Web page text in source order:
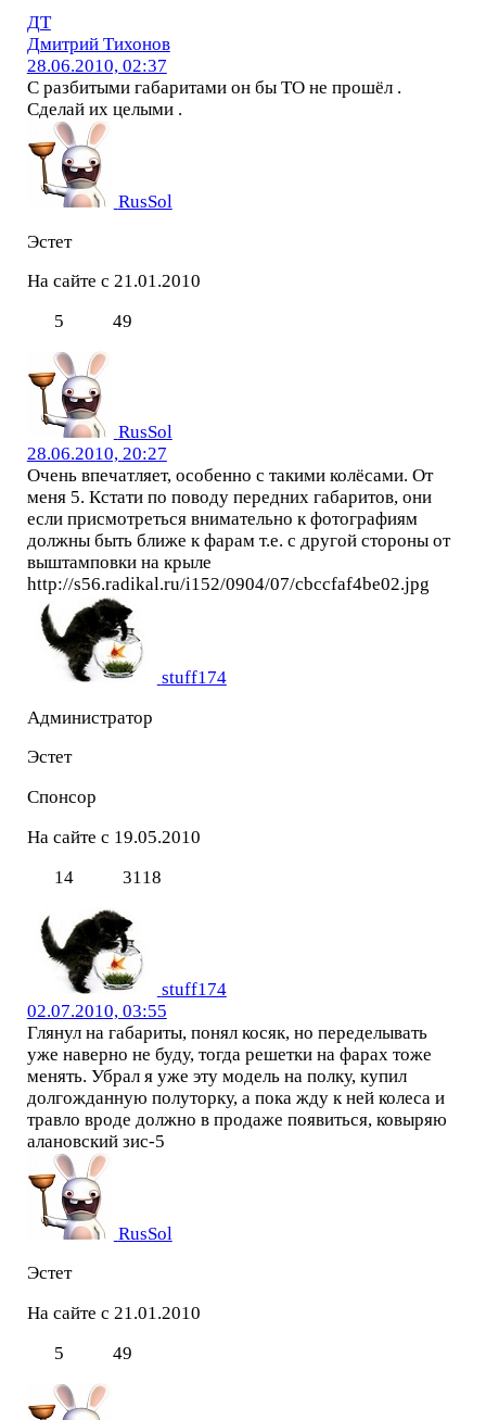
ДТ
Дмитрий Тихонов
28.06.2010, 02:37
C разбитыми габаритами он бы ТО не прошёл .
Сделай их целыми .
RusSol
Эстет
На сайте с 21.01.2010
5
49
RusSol
28.06.2010, 20:27
Очень впечатляет, особенно с такими колёсами. От
меня 5. Кстати по поводу передних габаритов, они
если присмотреться внимательно к фотографиям
должны быть ближе к фарам т.е. с другой стороны от
выштамповки на крыле
http://s56.radikal.ru/i152/0904/07/cbccfaf4be02.jpg
stuff174
Администратор
Эстет
Спонсор
На сайте с 19.05.2010
14
3118
stuff174
02.07.2010, 03:55
Глянул на габариты, понял косяк, но переделывать
уже наверно не буду, тогда решетки на фарах тоже
менять. Убрал я уже эту модель на полку, купил
долгожданную полуторку, а пока жду к ней колеса и
травло вроде должно в продаже появиться, ковыряю
алановский зис-5
RusSol
Эстет
На сайте с 21.01.2010
5
49